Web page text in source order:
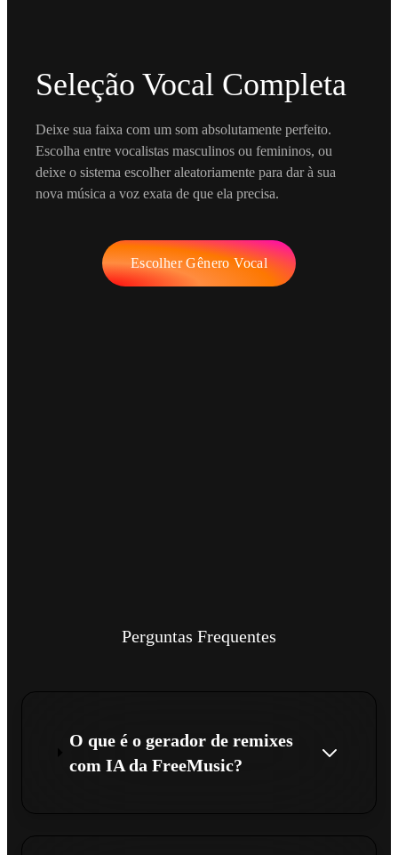
Seleção Vocal Completa
Deixe sua faixa com um som absolutamente perfeito.
Escolha entre vocalistas masculinos ou femininos, ou
deixe o sistema escolher aleatoriamente para dar à sua
nova música a voz exata de que ela precisa.
Escolher Gênero Vocal
Perguntas Frequentes
O que é o gerador de remixes
com IA da FreeMusic?